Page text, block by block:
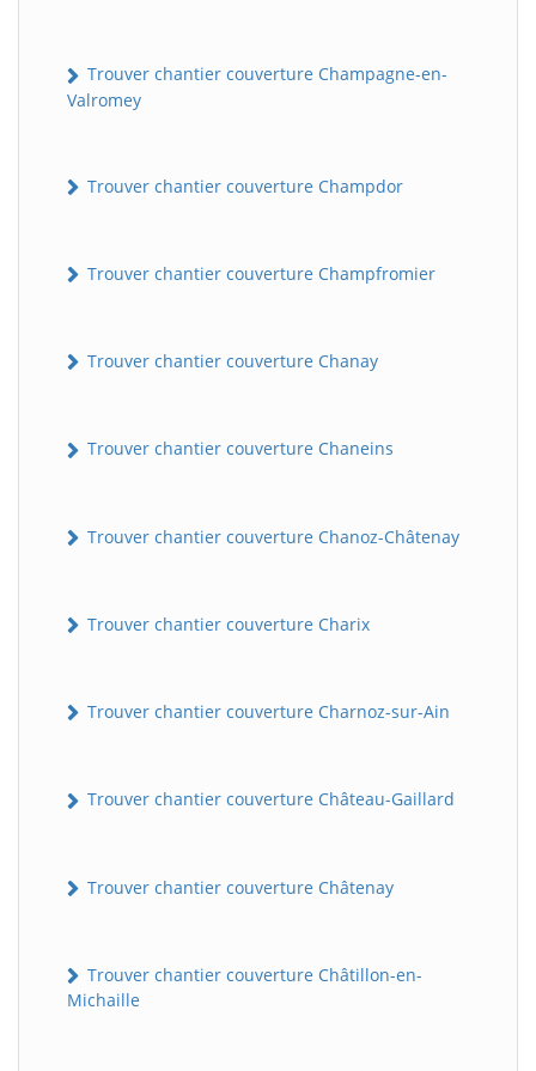
Trouver chantier couverture Champagne-en-
Valromey
Trouver chantier couverture Champdor
Trouver chantier couverture Champfromier
Trouver chantier couverture Chanay
Trouver chantier couverture Chaneins
Trouver chantier couverture Chanoz-Châtenay
Trouver chantier couverture Charix
Trouver chantier couverture Charnoz-sur-Ain
Trouver chantier couverture Château-Gaillard
Trouver chantier couverture Châtenay
Trouver chantier couverture Châtillon-en-
Michaille